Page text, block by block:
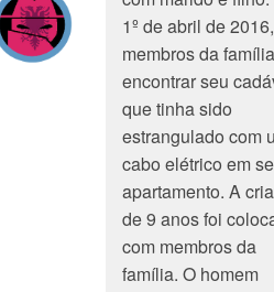
1º de abril de 2016,
membros da
encontrar seu
que tinha sido
estrangulado com
cabo elétrico em
apartamento. A
de 9 anos foi
com membros da
família. O homem